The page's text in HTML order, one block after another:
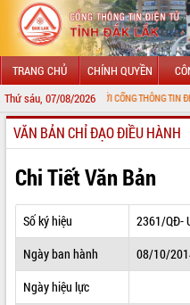
TRANG CHỦ CHÍNH QUYỀN
Thứ sáu, 07/08/2026
MỪNG ĐẾN VỚI CỔNG THÔNG TIN ĐIỆN TỬ
GIỚI THIỆU
LÃNH ĐẠO UBND TỈNH
TIN TỨC SỰ KIỆN
SỞ, BAN, NGÀNH
VĂN BẢN CHỈ ĐẠO ĐIỀU HÀNH
Chi Tiết Văn Bản
Số ký hiệu
2361/QĐ-
Ngày ban hành
08/10/
Ngày hiệu lực